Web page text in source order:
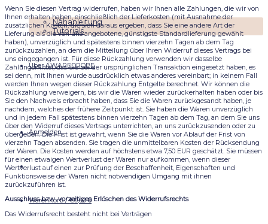
Nähanleitung
Tutorials
Über AWAREDROBE
Anmelden
Warenkorb /€0,00 0
Wenn Sie diesen Vertrag widerrufen, haben wir Ihnen alle Zahlungen, die wir von
Ihnen erhalten haben, einschließlich der Lieferkosten (mit Ausnahme der
zusätzlichen Kosten, die sich daraus ergeben, dass Sie eine andere Art der
Lieferung als die von uns angebotene, günstigste Standardlieferung gewählt
haben), unverzüglich und spätestens binnen vierzehn Tagen ab dem Tag
zurückzuzahlen, an dem die Mitteilung über Ihren Widerruf dieses Vertrags bei
uns eingegangen ist. Für diese Rückzahlung verwenden wir dasselbe
Zahlungsmittel, das Sie bei der ursprünglichen Transaktion eingesetzt haben, es
sei denn, mit Ihnen wurde ausdrücklich etwas anderes vereinbart; in keinem Fall
werden Ihnen wegen dieser Rückzahlung Entgelte berechnet. Wir können die
Rückzahlung verweigern, bis wir die Waren wieder zurückerhalten haben oder bis
Sie den Nachweis erbracht haben, dass Sie die Waren zurückgesandt haben, je
nachdem, welches der frühere Zeitpunkt ist. Sie haben die Waren unverzüglich
und in jedem Fall spätestens binnen vierzehn Tagen ab dem Tag, an dem Sie uns
über den Widerruf dieses Vertrags unterrichten, an uns zurückzusenden oder zu
übergeben. Die Frist ist gewahrt, wenn Sie die Waren vor Ablauf der Frist von
vierzehn Tagen absenden. Sie tragen die unmittelbaren Kosten der Rücksendung
der Waren. Die Kosten werden auf höchstens etwa 7,50 EUR geschätzt. Sie müssen
für einen etwaigen Wertverlust der Waren nur aufkommen, wenn dieser
Wertverlust auf einen zur Prüfung der Beschaffenheit, Eigenschaften und
Funktionsweise der Waren nicht notwendigen Umgang mit ihnen
zurückzuführen ist.
Ausschluss bzw. vorzeitiges Erlöschen des Widerrufsrechts
Das Widerrufsrecht besteht nicht bei Verträgen